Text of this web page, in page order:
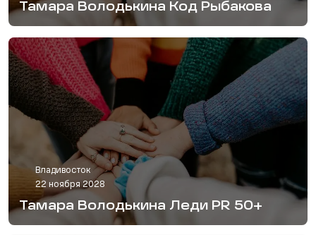
Тамара Володькина Код Рыбакова
Владивосток
22 ноября 2028
Тамара Володькина Леди PR 50+